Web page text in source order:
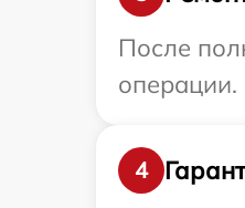
После
операции.
4